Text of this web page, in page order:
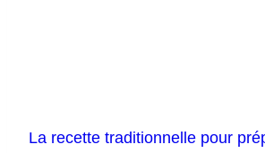
La recette traditionnelle pour